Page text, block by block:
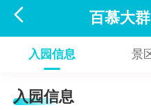
 百慕大
入园信息 景
入园信息